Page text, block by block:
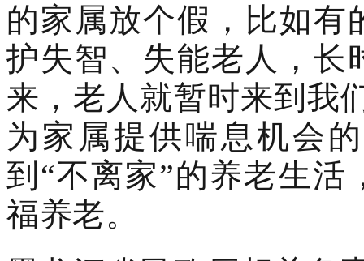
的家属放个假，比如有
护失智、失能老人，长
来，老人就暂时来到我
为家属提供喘息机会
到“不离家”的养老生
福养老。